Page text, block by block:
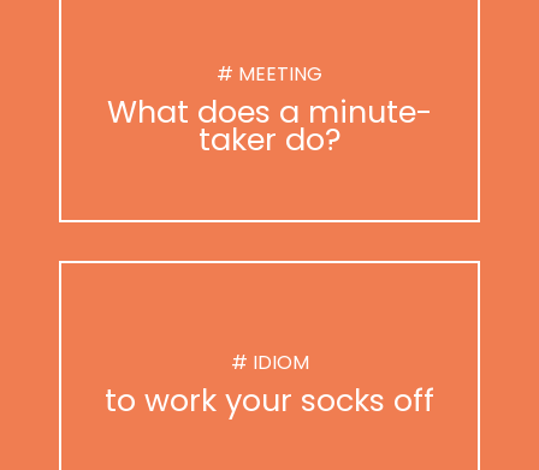
# MEETING
What does a minute-
taker do?
# IDIOM
to work your socks off